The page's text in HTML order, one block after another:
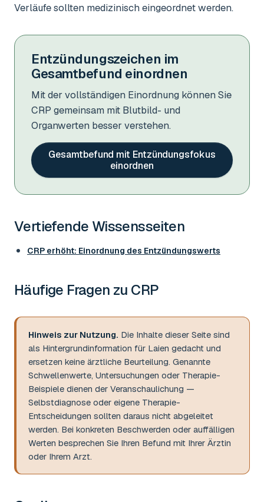
Verläufe sollten medizinisch eingeordnet werden.
Entzündungszeichen im
Gesamtbefund einordnen
Mit der vollständigen Einordnung können Sie
CRP gemeinsam mit Blutbild- und
Organwerten besser verstehen.
Gesamtbefund mit Entzündungsfokus
einordnen
Vertiefende Wissensseiten
CRP erhöht: Einordnung des Entzündungswerts
Häufige Fragen zu CRP
Hinweis zur Nutzung. Die Inhalte dieser Seite sind
als Hintergrundinformation für Laien gedacht und
ersetzen keine ärztliche Beurteilung. Genannte
Schwellenwerte, Untersuchungen oder Therapie-
Beispiele dienen der Veranschaulichung —
Selbstdiagnose oder eigene Therapie-
Entscheidungen sollten daraus nicht abgeleitet
werden. Bei konkreten Beschwerden oder auffälligen
Werten besprechen Sie Ihren Befund mit Ihrer Ärztin
oder Ihrem Arzt.